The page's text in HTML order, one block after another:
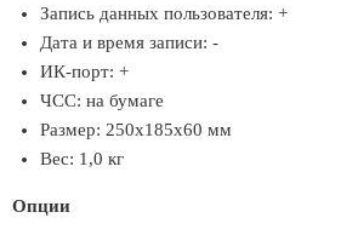
Запись данных пользователя: +
Дата и время записи: -
ИК-порт: +
ЧСС: на бумаге
Размер: 250х185х60 мм
Вес: 1,0 кг
Опции